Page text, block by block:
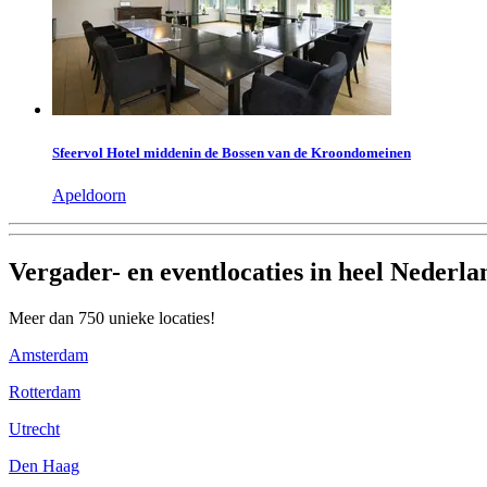
Sfeervol Hotel middenin de Bossen van de Kroondomeinen
Apeldoorn
Vergader- en eventlocaties in heel
Meer dan 750 unieke locaties!
Amsterdam
Rotterdam
Utrecht
Den Haag